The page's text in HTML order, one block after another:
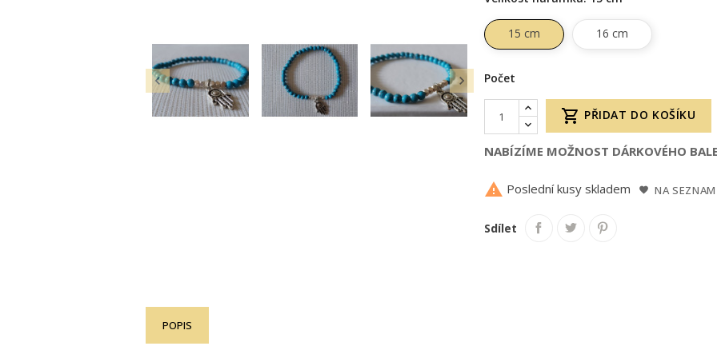
 
15 cm 16 cm
Počet
 PŘIDAT DO KOŠÍKU
NABÍZÍME MOŽNOST DÁRKOVÉHO
 Poslední kusy skladem NA
Sdílet
POPIS